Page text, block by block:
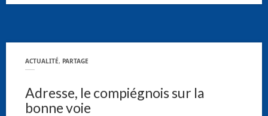
ACTUALITÉ, PARTAGE
Adresse, le compiégnois sur la
bonne voie